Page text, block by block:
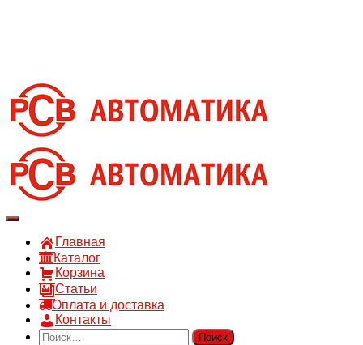
Переключить
навигациюГлавная
Каталог
Корзина
Статьи
Оплата и доставка
Контакты
Найти: